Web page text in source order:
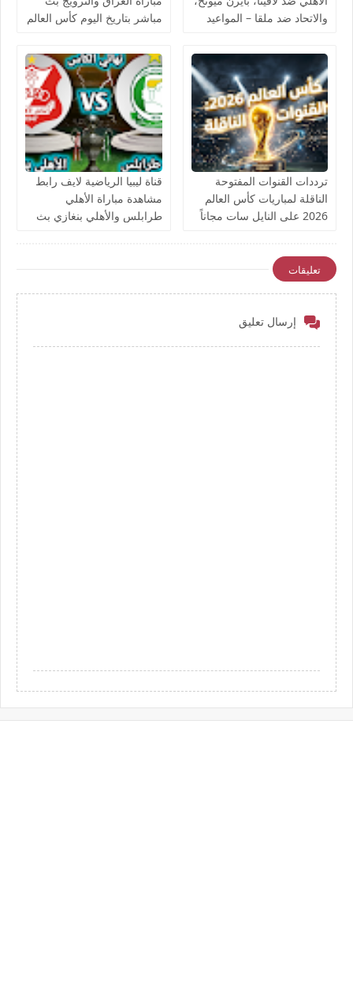
والاتحاد ضد ملقا – المواعيد
مباشر بتاريخ اليوم كأس العالم
ترددات القنوات المفتوحة
الناقلة لمباريات كأس العالم
2026 على النايل سات مجاناً
قناة ليبيا الرياضية لايف رابط
مشاهدة مباراة الأهلي
طرابلس والأهلي بنغازي بث
تعليقات
إرسال تعليق